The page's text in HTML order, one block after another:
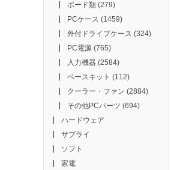
ボード類(279)
PCケース (1459)
外付ドライブケース (324)
PC電源(765)
入力機器(2584)
ベースキット (112)
クーラー・ファン (2884)
その他PCパーツ (694)
ハードウェア
サプライ
ソフト
家電